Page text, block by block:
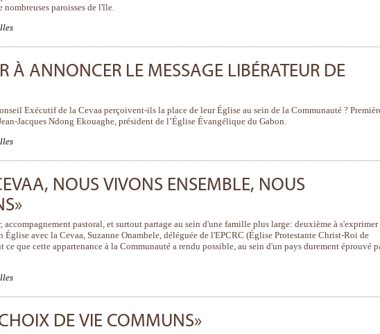
paroisses de l'île.
À ANNONCER LE MESSAGE LIBÉRATEUR DE
Exécutif de la Cevaa perçoivent-ils la place de leur Église au sein de la Communauté ?
Jacques Ndong Ekouaghe, président de l’Église Évangélique du Gabon.
NOUS VIVONS ENSEMBLE, NOUS
pastoral, et surtout partage au sein d'une famille plus large: deuxième à s'exprimer
Église avec la Cevaa, Suzanne Onambele, déléguée de l'EPCRC (Église Protestante Christ-Roi de
que cette appartenance à la Communauté a rendu possible, au sein d'un pays durement éprouvé
DE VIE COMMUNS»